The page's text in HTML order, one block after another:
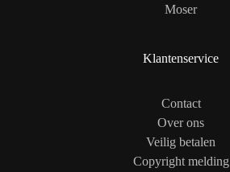
Moser
Klantenservice
Contact
Over ons
Veilig betalen
Copyright melding